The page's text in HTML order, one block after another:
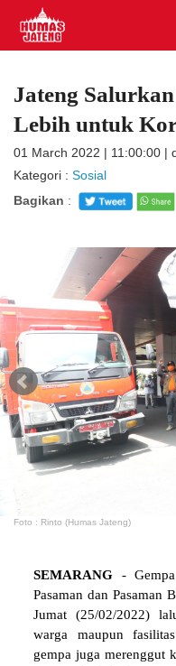
Jateng
Lebih untuk
01 March 2022 | 11:00:00 |
Kategori : Sosial
Bagikan :
Foto : Rinto (Humas Jateng)
SEMARANG -
Pasaman dan Pasaman
Jumat (25/02/2022)
warga maupun
gempa juga merenggut